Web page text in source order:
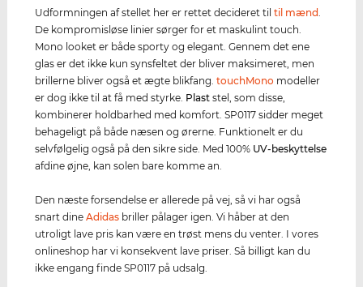
Udformningen af stellet her er rettet decideret tiltil mænd
De kompromisløse linier sørger for et maskulint touch.
Mono looket er både sporty og elegant. Gennem det ene
glas er det ikke kun synsfeltet der bliver maksimeret, men
brillerne bliver også et ægte blikfang.touchMono modeller
er dog ikke til at få med styrke. Plast stel, som disse,
kombinerer holdbarhed med komfort. SP0117 sidder meget
behageligt på både næsen og ørerne. Funktionelt er du
selvfølgelig også på den sikre side. Med 100% UV-beskyttelse
afdine øjne, kan solen bare komme an.
Den næste forsendelse er allerede på vej, så vi har også
snart dineAdidas briller pålager igen. Vi håber at den
utroligt lave pris kan være en trøst mens du venter. I vores
onlineshop har vi konsekvent lave priser. Så billigt kan du
ikke engang finde SP0117 på udsalg.